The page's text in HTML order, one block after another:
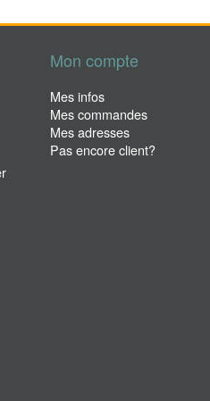
Mon compte
Mes infos
Mes commandes
Mes adresses
Pas encore client?